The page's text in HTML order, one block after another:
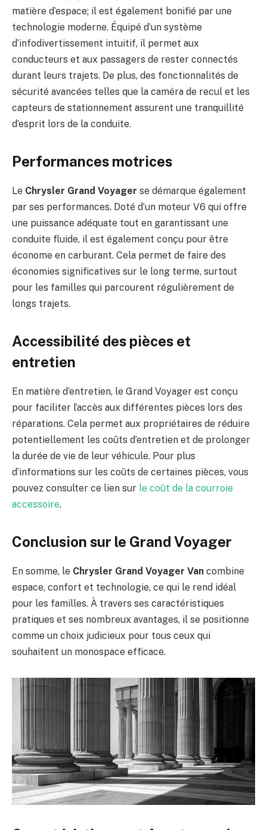
matière d’espace; il est également bonifié par une
technologie moderne. Équipé d’un système
d’infodivertissement intuitif, il permet aux
conducteurs et aux passagers de rester connectés
durant leurs trajets. De plus, des fonctionnalités de
sécurité avancées telles que la caméra de recul et les
capteurs de stationnement assurent une tranquillité
d’esprit lors de la conduite.
Performances motrices
Le Chrysler Grand Voyager se démarque également
par ses performances. Doté d’un moteur V6 qui offre
une puissance adéquate tout en garantissant une
conduite fluide, il est également conçu pour être
économe en carburant. Cela permet de faire des
économies significatives sur le long terme, surtout
pour les familles qui parcourent régulièrement de
longs trajets.
Accessibilité des pièces et
entretien
En matière d’entretien, le Grand Voyager est conçu
pour faciliter l’accès aux différentes pièces lors des
réparations. Cela permet aux propriétaires de réduire
potentiellement les coûts d’entretien et de prolonger
la durée de vie de leur véhicule. Pour plus
d’informations sur les coûts de certaines pièces, vous
pouvez consulter ce lien sur le coût de la courroie
accessoire.
Conclusion sur le Grand Voyager
En somme, le Chrysler Grand Voyager Van combine
espace, confort et technologie, ce qui le rend idéal
pour les familles. À travers ses caractéristiques
pratiques et ses nombreux avantages, il se positionne
comme un choix judicieux pour tous ceux qui
souhaitent un monospace efficace.